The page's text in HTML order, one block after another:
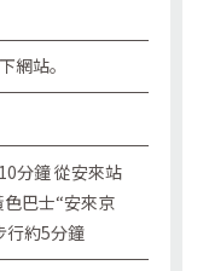
網站。
分鐘 從安來站
巴士“安來京
行約5分鐘